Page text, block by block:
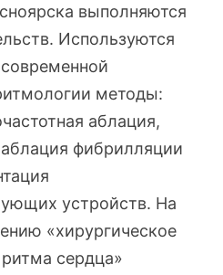
выполняются
Используются
методы:
аблация,
фибрилляции
устройств. На
«хирургическое
сердца»